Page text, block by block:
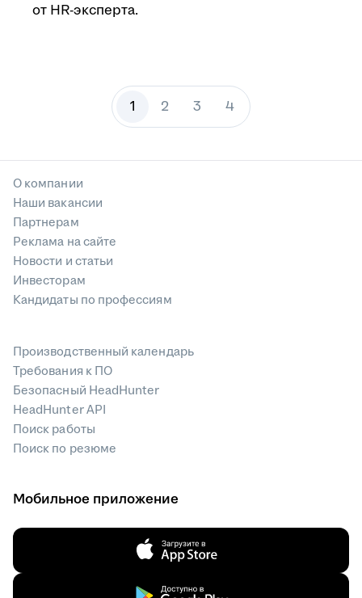
от HR-эксперта.
1 2 3 4
О компании
Наши вакансии
Партнерам
Реклама на сайте
Новости и статьи
Инвесторам
Кандидаты по профессиям
Производственный календарь
Требования к ПО
Безопасный HeadHunter
HeadHunter API
Поиск работы
Поиск по резюме
Мобильное приложение